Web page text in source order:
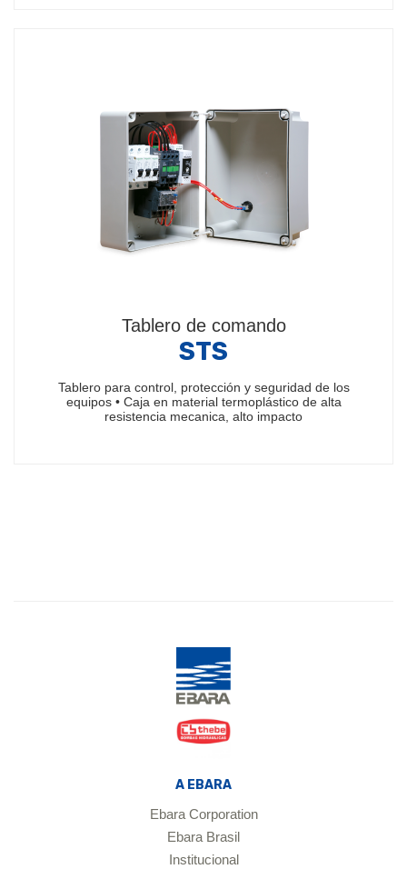
Tablero de comando
STS
Tablero para control, protección y seguridad de los
equipos • Caja en material termoplástico de alta
resistencia mecanica, alto impacto
A EBARA
Ebara Corporation
Ebara Brasil
Institucional